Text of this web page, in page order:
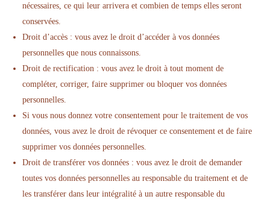
nécessaires, ce qui leur arrivera et combien de temps elles seront
conservées.
Droit d’accès : vous avez le droit d’accéder à vos données
personnelles que nous connaissons.
Droit de rectification : vous avez le droit à tout moment de
compléter, corriger, faire supprimer ou bloquer vos données
personnelles.
Si vous nous donnez votre consentement pour le traitement de vos
données, vous avez le droit de révoquer ce consentement et de faire
supprimer vos données personnelles.
Droit de transférer vos données : vous avez le droit de demander
toutes vos données personnelles au responsable du traitement et de
les transférer dans leur intégralité à un autre responsable du